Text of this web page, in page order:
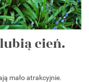
cień.
mało atrakcyjnie.